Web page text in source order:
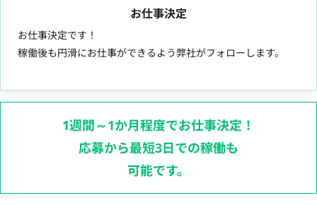
お仕事決定
お仕事決定です！
稼働後も円滑にお仕事ができるよう弊社がフォローします。
1週間～1か月程度でお仕事決定！
応募から最短3日での稼働も
可能です。